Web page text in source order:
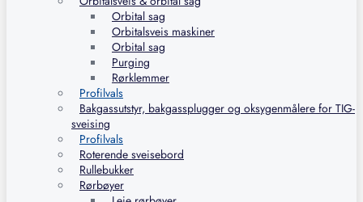
Orbital sag
Orbitalsveis maskiner
Orbital sag
Purging
Rørklemmer
Profilvals
Bakgassutstyr, bakgassplugger og oksygenmålere for TIG-
sveising
Profilvals
Roterende sveisebord
Rullebukker
Rørbøyer